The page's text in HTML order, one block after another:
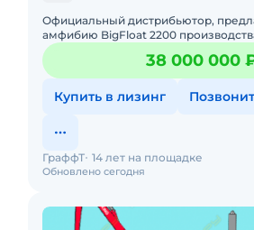
Официальный дистрибьютор,
амфибию BigFloat 2200
Техника мало работала, состояние
Максимальная техничес38 000 000
Купить в лизинг
Обновлено сегодня
ГраффТ 14 лет на площадке